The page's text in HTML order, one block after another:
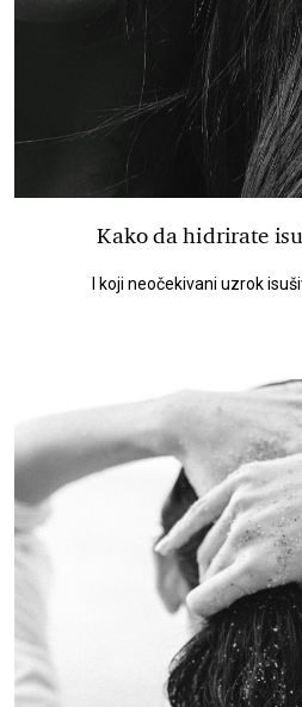
Kako da hidrirate
I koji neočekivani uzrok